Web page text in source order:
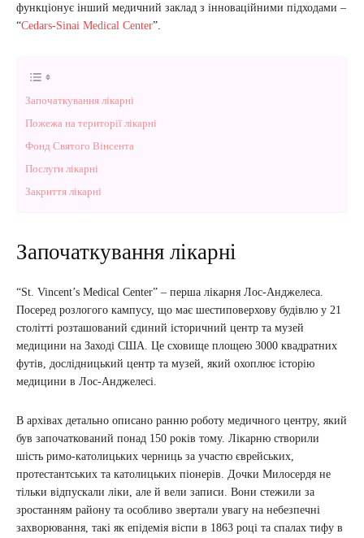
функціонує інший медичний заклад з інноваційними підходами –
“Cedars-Sinai Medical Center”.
Започаткування лікарні
Пожежа на території лікарні
Фонд Святого Вінсента
Послуги лікарні
Закриття лікарні
Започаткування лікарні
“St. Vincent’s Medical Center” – перша лікарня Лос-Анджелеса.
Посеред розлогого кампусу, що має шестиповерхову будівлю у 21
столітті розташований єдиний історичний центр та музей
медицини на Заході США. Це сховище площею 3000 квадратних
футів, дослідницький центр та музей, який охоплює історію
медицини в Лос-Анджелесі.
В архівах детально описано ранню роботу медичного центру, який
був започаткований понад 150 років тому. Лікарню створили
шість римо-католицьких черниць за участю єврейських,
протестантських та католицьких піонерів. Дочки Милосердя не
тільки відпускали ліки, але й вели записи. Вони стежили за
зростанням району та особливо звертали увагу на небезпечні
захворювання, такі як епідемія віспи в 1863 році та спалах тифу в